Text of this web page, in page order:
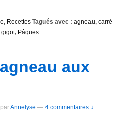
, Recettes Tagués avec : agneau, carré
gigot, Pâques
aux
parAnnelyse — 4 commentaires ↓